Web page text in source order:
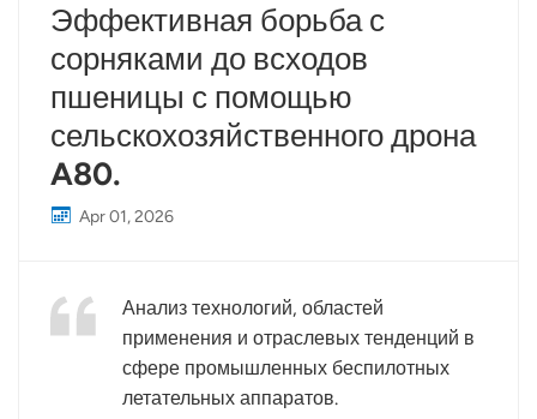
Эффективная борьба с
сорняками до всходов
пшеницы с помощью
сельскохозяйственного дрона
A80.
Apr 01, 2026
Анализ технологий, областей
применения и отраслевых тенденций в
сфере промышленных беспилотных
летательных аппаратов.